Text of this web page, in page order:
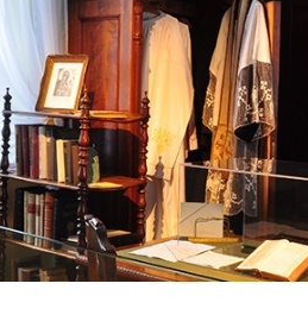
Stefan Wyszyński w Kozłówce